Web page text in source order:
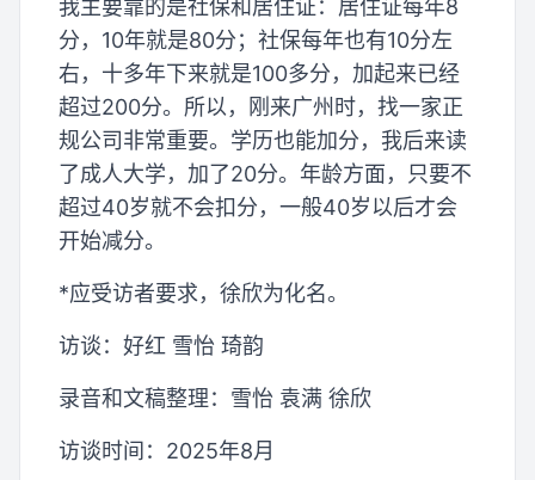
我主要靠的是社保和居住证：居住证每年8
分，10年就是80分；社保每年也有10分左
右，十多年下来就是100多分，加起来已经
超过200分。所以，刚来广州时，找一家正
规公司非常重要。学历也能加分，我后来读
了成人大学，加了20分。年龄方面，只要不
超过40岁就不会扣分，一般40岁以后才会
开始减分。
*应受访者要求，徐欣为化名。
访谈：好红 雪怡 琦韵
录音和文稿整理：雪怡 袁满 徐欣
访谈时间：2025年8月